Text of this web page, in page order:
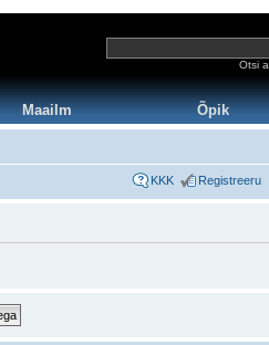
Otsi
Maailm Õpik
KKK Registreeru